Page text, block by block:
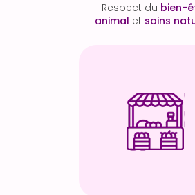
Respect du bien-
animal et soins